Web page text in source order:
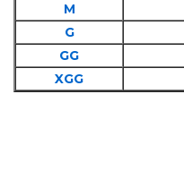
M
G
GG
XGG